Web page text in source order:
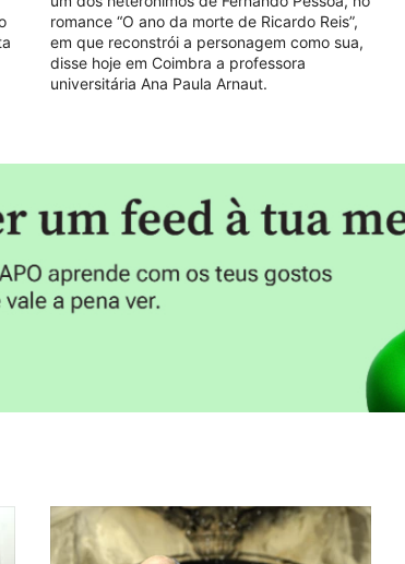
romance “O ano da morte de Ricardo Reis”,
em que reconstrói a personagem como sua,
disse hoje em Coimbra a professora
universitária Ana Paula Arnaut.